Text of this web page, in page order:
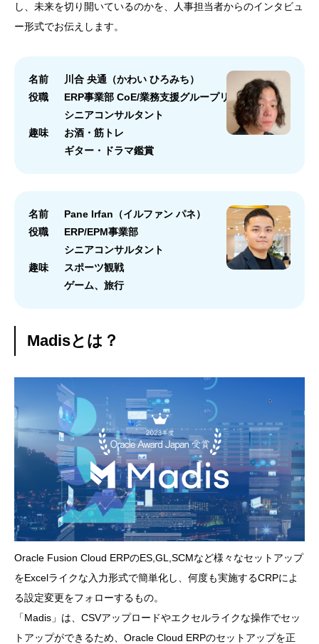
し、未来を切り開いているのかを、人事担当者からのインタビュ
ー形式でお伝えします。
名前
川合 央通（かわい ひろみち）
役職
ERP事業部 CoE/業務支援グループリーダー
シニアコンサルタント
趣味
お酒・筋トレ
ギター・ドラマ鑑賞
名前
Pane Irfan（イルファン パネ）
役職
ERP/EPM事業部
シニアコンサルタント
趣味
スポーツ観戦
ゲーム、旅行
Madisとは？
Oracle Fusion Cloud ERPのES,GL,SCMなど様々なセットアップ
をExcelライクな入力形式で簡単化し、何度も実施するCRPによ
る設定変更をフォローするもの。
「Madis」は、CSVアップロードやエクセルライクな操作でセッ
トアップができるため、Oracle Cloud ERPのセットアップを正